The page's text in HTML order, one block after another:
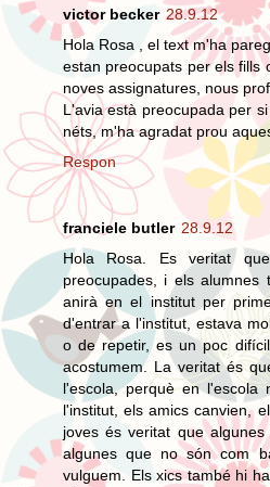
victor becker 28.9.12
Hola Rosa , el text m'ha
estan preocupats per els fills
noves assignatures, nous
L'avia està preocupada per
néts, m'ha agradat prou
Respon
franciele butler 28.9.12
Hola Rosa. Es veritat
preocupades, i els alumnes
anirà en el institut per
d'entrar a l'institut, estava
o de repetir, es un poc
acostumem. La veritat és
l'escola, perquè en
l'institut, els amics canvien,
joves és veritat que
algunes que no són com
vulguem. Els xics també hi